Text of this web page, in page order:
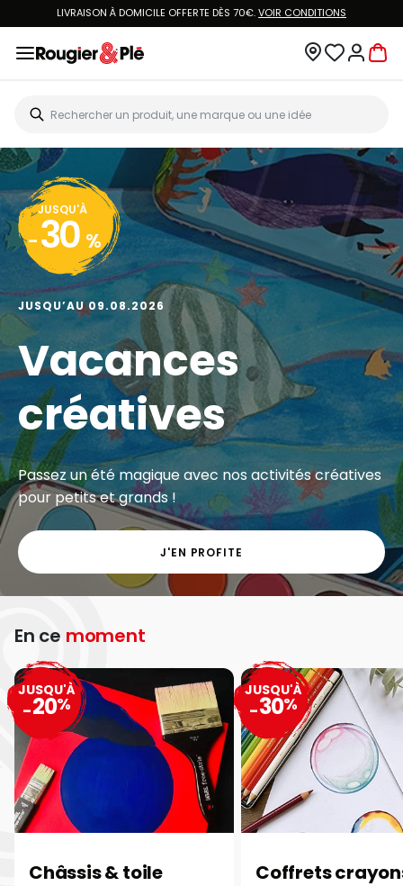
LIVRAISON À DOMICILE OFFERTE DÈS 70€.VOIR CONDITIONS
JUSQU'À
- 30 %
JUSQU’AU 09.08.2026
Vacances
créatives
Passez un été magique avec nos activités créatives
pour petits et grands !
J'EN PROFITE
En ce moment
Châssis & toile
JUSQU'À
-20%
Coffrets
JUSQU'À
-30%